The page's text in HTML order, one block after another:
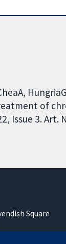
of
Issue 3. Art.
Square